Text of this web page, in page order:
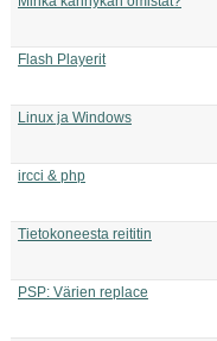
Flash Playerit
Linux ja Windows
ircci & php
Tietokoneesta reititin
PSP: Värien replace